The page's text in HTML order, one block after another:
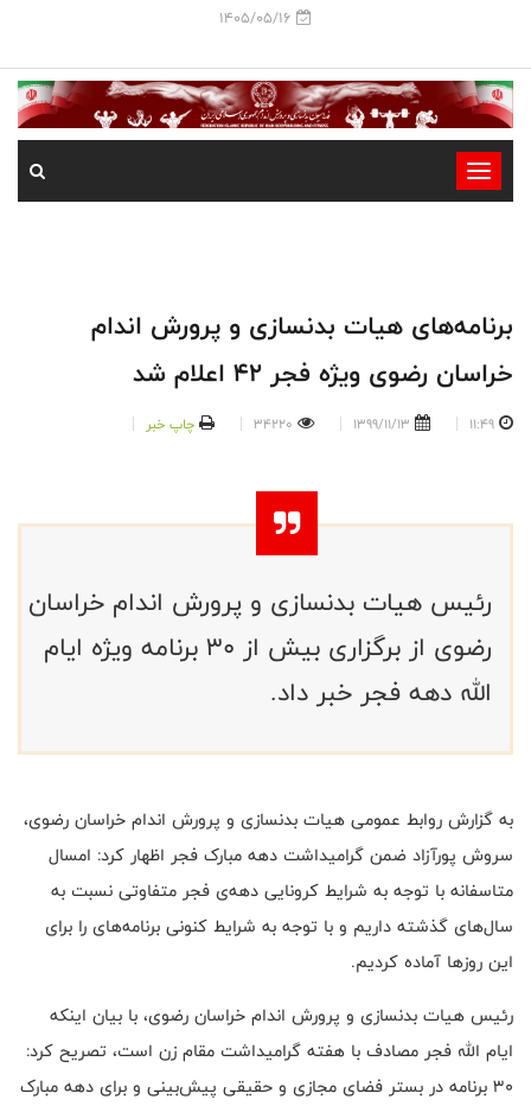
1405/05/16
-
-
-
برنامه‌های هیات بدنسازی و پرورش اندام
خراسان رضوی ویژه فجر 42 اعلام شد
11:49
1399/11/13
34220 چاپ خبر
رئیس هیات بدنسازی و پرورش اندام خراسان
رضوی از برگزاری بیش از 30 برنامه ویژه ایام
الله دهه فجر خبر داد.
به گزارش روابط عمومی هیات بدنسازی و پرورش اندام خراسان رضوی،
سروش پورآزاد ضمن گرامیداشت دهه مبارک فجر اظهار کرد: امسال
متاسفانه با توجه به شرایط کرونایی دهه‌ی فجر متفاوتی نسبت به
سال‌های گذشته داریم و با توجه به شرایط کنونی برنامه‌های را برای
این روزها آماده کردیم.
رئیس هیات بدنسازی و پرورش اندام خراسان رضوی، با بیان اینکه
ایام الله فجر مصادف با هفته گرامیداشت مقام زن است، تصریح کرد:
30 برنامه در بستر فضای مجازی و حقیقی پیش‌بینی و برای دهه مبارک